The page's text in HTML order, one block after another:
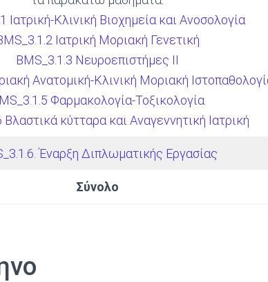
Ιατρική-Κλινική Βιοχημεία και Ανοσολογία
Ιατρική Μοριακή Γενετική
BMS_3.1.3 Νευροεπιστήμες II
Ανατομική-Κλινική Μοριακή
Φαρμακολογία-Τοξικολογία
Βλαστικά κύτταρα και Αναγεννητική Ιατρική
Έναρξη Διπλωματικής Εργασίας
Σύνολο